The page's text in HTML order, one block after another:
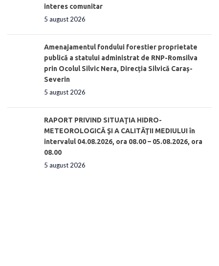
interes comunitar
5 august 2026
Amenajamentul fondului forestier proprietate
publică a statului administrat de RNP-Romsilva
prin Ocolul Silvic Nera, Direcția Silvică Caraș-
Severin
5 august 2026
RAPORT PRIVIND SITUAŢIA HIDRO-
METEOROLOGICĂ ŞI A CALITĂŢII MEDIULUI în
intervalul 04.08.2026, ora 08.00 – 05.08.2026, ora
08.00
5 august 2026